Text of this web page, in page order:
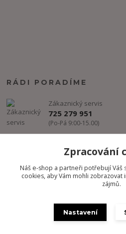
RÁDI PORADÍME
Zákaznický servis
725 279 951
(Po-Pá 9:00-15.00)
Copyright @ FREESTYLE-
Zpracování
Náš e-shop a partneři potřebují Váš
cookies, aby Vám mohli zobrazovat
zájmů.
Nastavení